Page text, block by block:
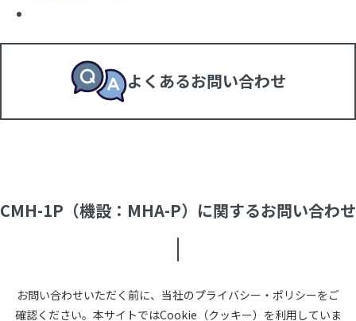
よくあるお問い合わせ
CMH-1P（機設：MHA-P）に関するお問い合わせ
お問い合わせいただく前に、当社のプライバシー・ポリシーをご
確認ください。本サイトではCookie（クッキー）を利用していま